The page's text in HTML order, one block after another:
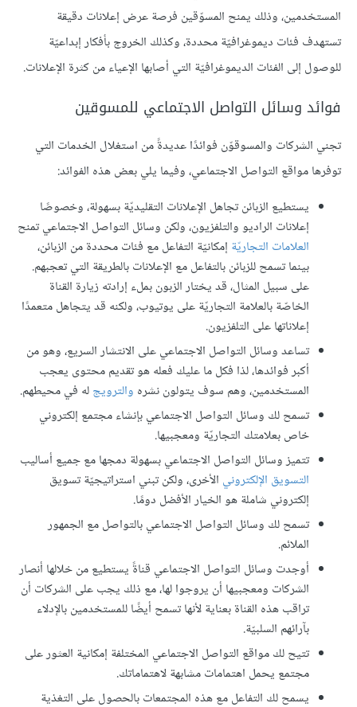
المستخدمين، وذلك يمنح المسوّقين فرصة عرض إعلانات دقيقة
تستهدف فئات ديموغرافيّة محددة، وكذلك الخروج بأفكار إبداعيّة
للوصول إلى الفئات الديموغرافيّة التي أصابها الإعياء من كثرة الإعلانات.
فوائد وسائل التواصل الاجتماعي للمسوقين
تجني الشركات والمسوقوّن فوائدًا عديدةً من استغلال الخدمات التي
توفرها مواقع التواصل الاجتماعي، وفيما يلي بعض هذه الفوائد:
يستطيع الزبائن تجاهل الإعلانات التقليديّة بسهولة، وخصوصًا
إعلانات الراديو والتلفزيون، ولكن وسائل التواصل الاجتماعي تمنح
العلامات التجاريّة إمكانيّة التفاعل مع فئات محددة من الزبائن،
بينما تسمح للزبائن بالتفاعل مع الإعلانات بالطريقة التي تعجبهم.
على سبيل المثال، قد يختار الزبون بملء إرادته زيارة القناة
الخاصّة بالعلامة التجاريّة على يوتيوب، ولكنه قد يتجاهل متعمدًا
إعلاناتها على التلفزيون.
تساعد وسائل التواصل الاجتماعي على الانتشار السريع، وهو من
أكبر فوائدها، لذا فكل ما عليك فعله هو تقديم محتوى يعجب
المستخدمين، وهم سوف يتولون نشره والترويجله في محيطهم.
تسمح لك وسائل التواصل الاجتماعي بإنشاء مجتمع إلكتروني
خاص بعلامتك التجاريّة ومعجبيها.
تتميز وسائل التواصل الاجتماعي بسهولة دمجها مع جميع أساليب
التسويق الإلكتروني الأخرى، ولكن تبني استراتيجيّة تسويق
إلكتروني شاملة هو الخيار الأفضل دومًا.
تسمح لك وسائل التواصل الاجتماعي بالتواصل مع الجمهور
الملائم.
أوجدت وسائل التواصل الاجتماعي قناةً يستطيع من خلالها أنصار
الشركات ومعجبيها أن يروجوا لها، مع ذلك يجب على الشركات أن
تراقب هذه القناة بعناية لأنها تسمح أيضًا للمستخدمين بالإدلاء
بآرائهم السلبيّة.
تتيح لك مواقع التواصل الاجتماعي المختلفة إمكانية العثور على
مجتمع يحمل اهتمامات مشابهة لاهتماماتك.
يسمح لك التفاعل مع هذه المجتمعات بالحصول على التغذية